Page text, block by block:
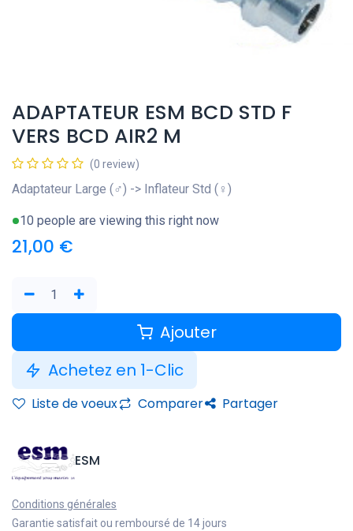
ADAPTATEUR ESM BCD STD F
VERS BCD AIR2 M
(0 review)
Adaptateur Large (♂) -> Inflateur Std (♀)
10 people are viewing this right now
21,00 €
Ajouter
Achetez en 1-Clic
Liste de voeux Comparer Partager
ESM
Conditions générales
Garantie satisfait ou remboursé de 14 jours